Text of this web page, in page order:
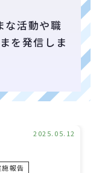
な活動や職
を発信しま
報告
2025.05.12